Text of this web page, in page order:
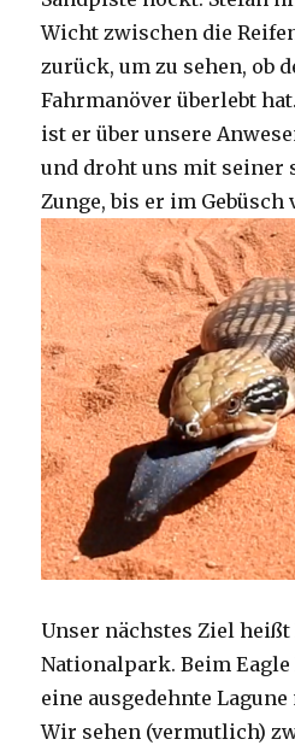
Wicht zwischen die
zurück, um zu sehen, ob
Fahrmanöver überlebt
ist er über unsere
und droht uns mit seiner
Zunge, bis er im
Unser nächstes Ziel
Nationalpark. Beim
eine ausgedehnte
Wir sehen (vermutlich)